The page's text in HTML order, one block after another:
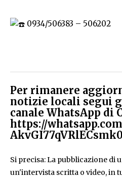
0934/506383 – 506202
Per rimanere
notizie locali segui
canale WhatsApp di
https://
Si precisa: La pubblicazione di
un'intervista scritta o video, in